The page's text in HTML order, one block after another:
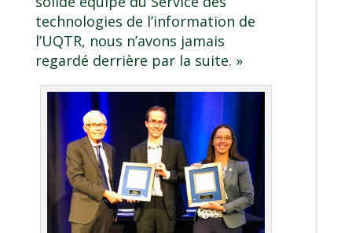
technologies de l’information de
l’UQTR, nous n’avons jamais
regardé derrière par la suite. »